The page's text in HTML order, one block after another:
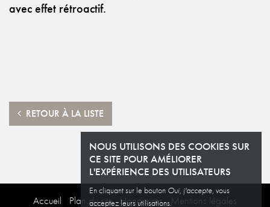
avec effet rétroactif.
RETOUR À LA LISTE
Accueil Plan du site Honoraires Mentions légales
NOUS UTILISONS DES COOKIES SUR
CE SITE POUR AMÉLIORER
L'EXPÉRIENCE DES UTILISATEURS
En cliquant sur le bouton Oui, j'accepte, vous
acceptez leurs utilisations.